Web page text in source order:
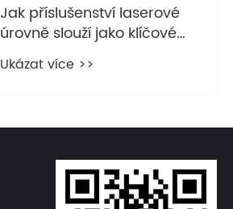
Jak příslušenství laserové
úrovně slouží jako klíčové
prostředky pro přesné
měření v různých
Ukázat více >>